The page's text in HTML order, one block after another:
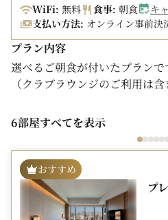
WiFi: 無料 食事: 朝食
キ
支払い方法: オンライン事前決
プラン内容
選べるご朝食が付いたプランで
（クラブラウンジのご利用は含
以下よりお選びいただけます。
オールデイダイニング オーキ
・日本料理 山里
・ルームサービス
フランス料理 ヌーヴェル・
宿泊 および 12歳以上のお客様限
6部屋すべてを表示
おすすめ
プ